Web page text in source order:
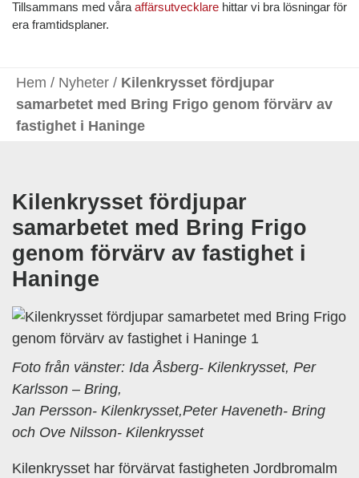
Tillsammans med våraaffärsutvecklare hittar vi bra lösningar för
era framtidsplaner.
Hem / Nyheter / Kilenkrysset fördjupar
samarbetet med Bring Frigo genom förvärv av
fastighet i Haninge
Kilenkrysset fördjupar
samarbetet med Bring Frigo
genom förvärv av fastighet i
Haninge
Foto från vänster: Ida Åsberg- Kilenkrysset, Per
Karlsson – Bring,
Jan Persson- Kilenkrysset,Peter Haveneth- Bring
och Ove Nilsson- Kilenkrysset
Kilenkrysset har förvärvat fastigheten Jordbromalm